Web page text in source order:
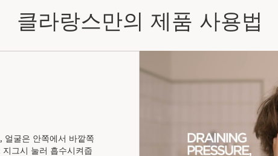
클라랑스만의 제품 사용법
얼굴은 안쪽에서 바깥쪽
그시 눌러 흡수시켜줍